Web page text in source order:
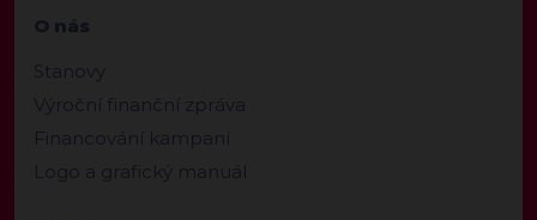
O nás
Stanovy
Výroční finanční zpráva
Financování kampaní
Logo a grafický manuál